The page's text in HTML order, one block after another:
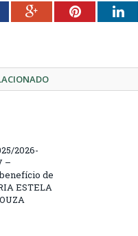
Google+Pinterest
2026-
–
benefício de
ESTELA